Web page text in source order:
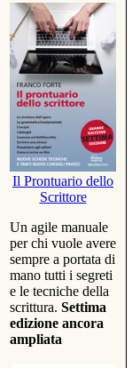
Il Prontuario dello
Scrittore
Un agile manuale
per chi vuole avere
sempre a portata di
mano tutti i segreti
e le tecniche della
scrittura. Settima
edizione ancora
ampliata